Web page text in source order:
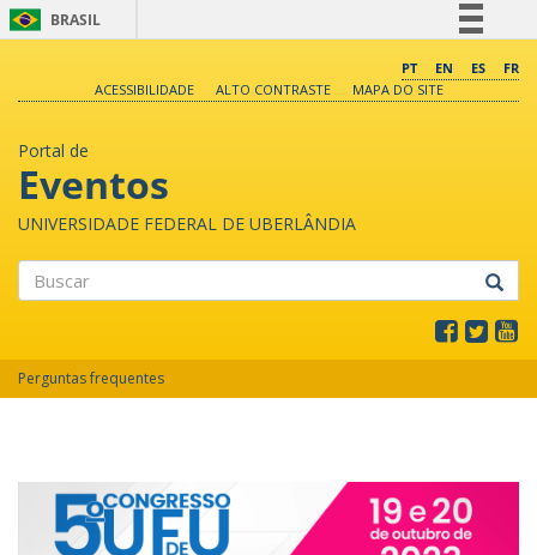
BRASIL
Comunica BR
PT EN ES
FR
ACESSIBILIDADE
ALTO CONTRASTE MAPA DO SITE
Portal de
Eventos
UNIVERSIDADE FEDERAL DE UBERLÂNDIA
Perguntas frequentes